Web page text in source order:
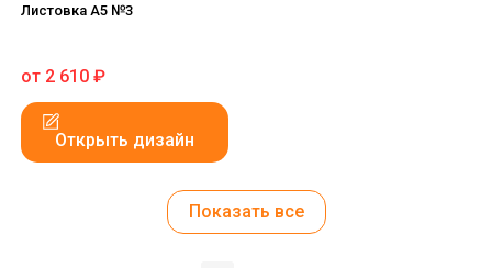
Листовка А5 №3
от 2 610 ₽
Открыть дизайн
Показать все